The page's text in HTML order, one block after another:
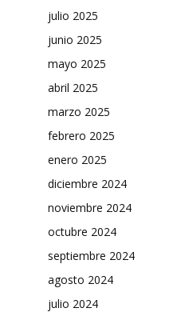
julio 2025
junio 2025
mayo 2025
abril 2025
marzo 2025
febrero 2025
enero 2025
diciembre 2024
noviembre 2024
octubre 2024
septiembre 2024
agosto 2024
julio 2024